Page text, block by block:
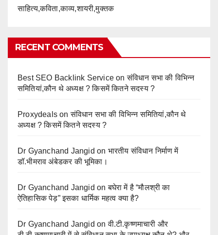
साहित्य,कविता,काव्य,शायरी,मुक्तक
RECENT COMMENTS
Best SEO Backlink Service onसंविधान सभा की विभिन्न
समितियां,कौन थे अध्यक्ष ? किसमें कितने सदस्य ?
Proxydeals onसंविधान सभा की विभिन्न समितियां,कौन थे
अध्यक्ष ? किसमें कितने सदस्य ?
Dr Gyanchand Jangid on भारतीय संविधान निर्माण में
डॉ.भीमराव अंबेडकर की भूमिका।
Dr Gyanchand Jangid onबघेरा में है “मौलश्री का
ऐतिहासिक पेड़” इसका धार्मिक महत्व क्या है?
Dr Gyanchand Jangid onवी.टी.कृष्णमाचारी और